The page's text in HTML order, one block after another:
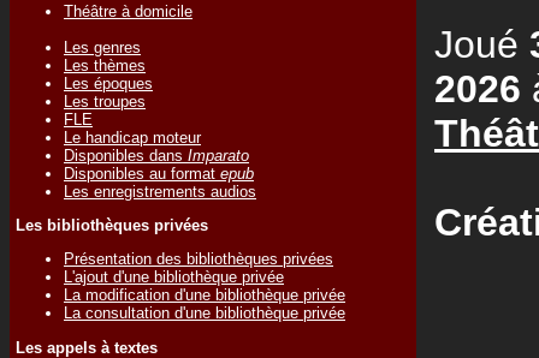
Théâtre à domicile
Les genres
Les thèmes
Les époques
Les troupes
FLE
Le handicap moteur
Disponibles dans Imparato
Disponibles au format epub
Les enregistrements audios
Les bibliothèques privées
Présentation des bibliothèques privées
L'ajout d'une bibliothèque privée
La modification d'une bibliothèque privée
La consultation d'une bibliothèque privée
Les appels à textes
Joué
2026